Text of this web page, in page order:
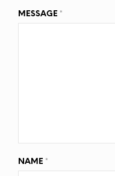
MESSAGE *
NAME *